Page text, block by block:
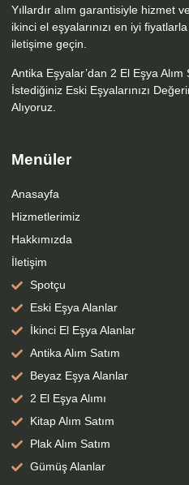
Yıllardır alım garantisiyle hizmet
ikinci el eşyalarınızı en iyi
iletişime geçin.
Antika Eşyalar’dan 2 El Eşya Alım
İstediğiniz Eski Eşyalarınızı
Alıyoruz.
Menüler
Anasayfa
Hizmetlerimiz
Hakkımızda
İletişim
Spotçu
Eski Eşya Alanlar
İkinci El Eşya Alanlar
Antika Alım Satım
Beyaz Eşya Alanlar
2 El Eşya Alımı
Kitap Alım Satım
Plak Alım Satım
Gümüş Alanlar